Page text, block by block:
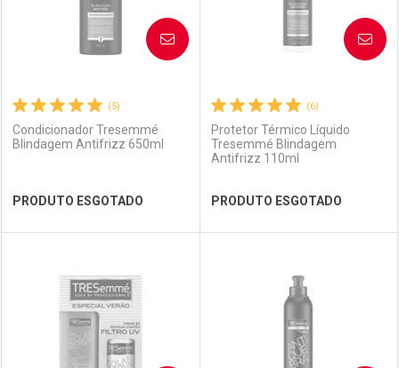
Ver Desconto Convênio Ver Desconto Convênio
(5)
Condicionador Tresemmé
Blindagem Antifrizz 650ml
PRODUTO ESGOTADO
AVISE-ME
Laboratório
Por Menos
(6)
Protetor Térmico Líquido
Tresemmé Blindagem
Antifrizz 110ml
PRODUTO ESGOTADO
AVISE-ME
Laboratório
Por Menos